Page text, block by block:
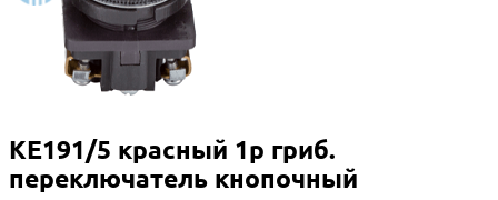
КЕ191/5 красный 1р гриб.
переключатель кнопочный